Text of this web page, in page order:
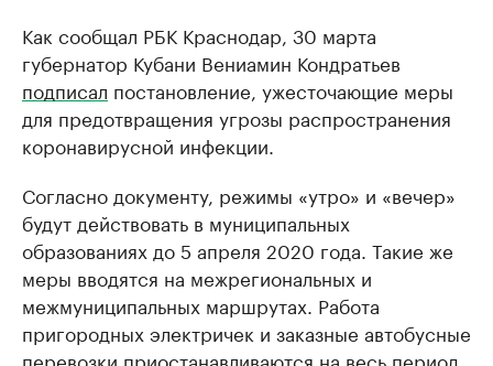
Как сообщал РБК Краснодар, 30 марта
губернатор Кубани Вениамин Кондратьев
подписал постановление, ужесточающие меры
для предотвращения угрозы распространения
коронавирусной инфекции.
Согласно документу, режимы «утро» и «вечер»
будут действовать в муниципальных
образованиях до 5 апреля 2020 года. Такие же
меры вводятся на межрегиональных и
межмуниципальных маршрутах. Работа
пригородных электричек и заказные автобусные
перевозки приостанавливаются на весь период